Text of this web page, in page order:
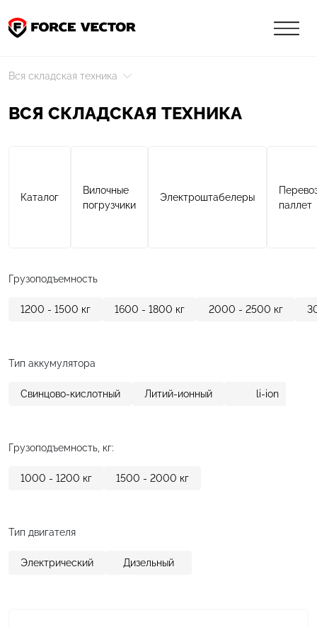
Вся складская техника
ВСЯ СКЛАДСКАЯ ТЕХНИКА
Каталог
Вилочные
погрузчики
Электроштабелеры
паллет
Грузоподъемность
1200 - 1500 кг 1600 - 1800 кг 2000 - 2500 кг
Тип аккумулятора
Свинцово-кислотный Литий-ионный li-ion
Грузоподъемность, кг:
1000 - 1200 кг 1500 - 2000 кг
Тип двигателя
Электрический Дизельный